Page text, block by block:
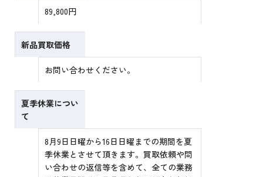
89,800円
新品買取価格
お問い合わせください。
夏季休業につい
て
8月9日日曜から16日日曜までの期間を夏
季休業とさせて頂きます。買取依頼や問
い合わせの返信等を含めて、全ての業務